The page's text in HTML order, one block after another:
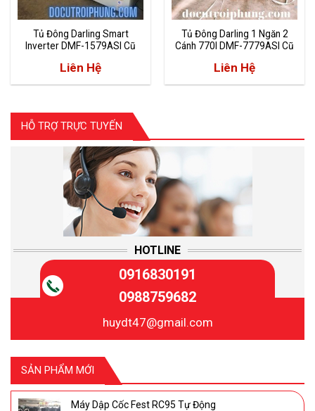
Tủ Đông Darling Smart
Inverter DMF-1579ASI Cũ
Liên Hệ
Tủ Đông Darling 1 Ngăn 2
Cánh 770l DMF-7779ASI Cũ
Liên Hệ
HỖ TRỢ TRỰC TUYẾN
HOTLINE
0916830191
0988759682
huydt47@gmail.com
SẢN PHẨM MỚI
Máy Dập Cốc Fest RC95 Tự Động